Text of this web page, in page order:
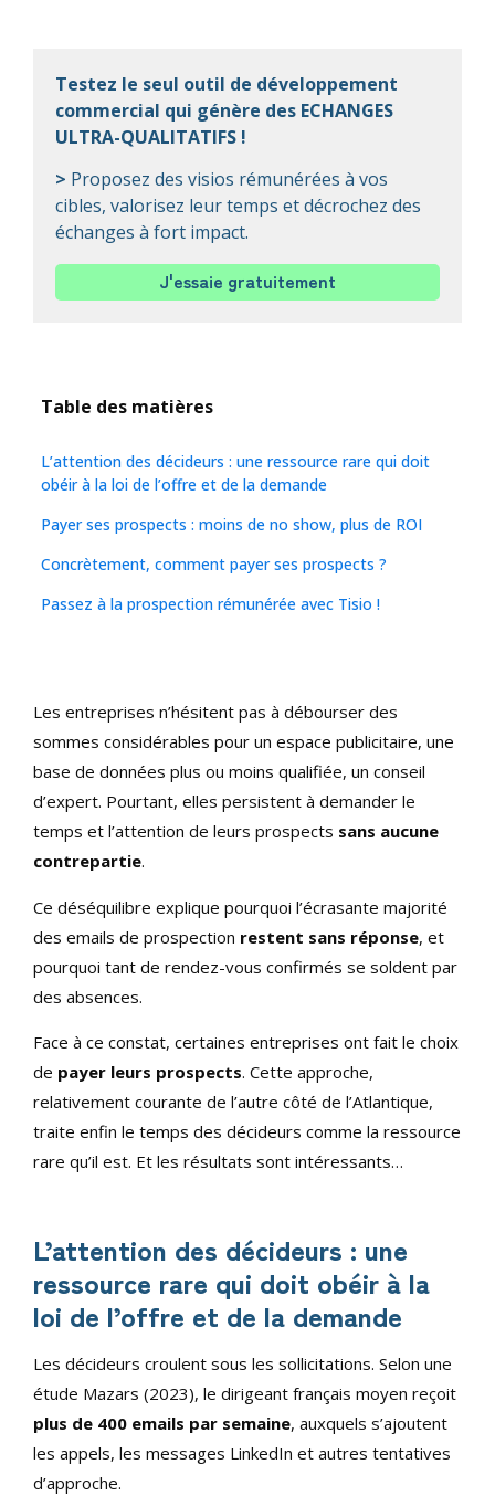
Table des matières
L’attention des décideurs : une ressource rare qui doit
obéir à la loi de l’offre et de la demande
Payer ses prospects : moins de no show, plus de ROI
Concrètement, comment payer ses prospects ?
Passez à la prospection rémunérée avec Tisio !
Les entreprises n’hésitent pas à débourser des
sommes considérables pour un espace publicitaire, une
base de données plus ou moins qualifiée, un conseil
d’expert. Pourtant, elles persistent à demander le
temps et l’attention de leurs prospects sans aucune
contrepartie.
Ce déséquilibre explique pourquoi l’écrasante majorité
des emails de prospection restent sans réponse, et
pourquoi tant de rendez-vous confirmés se soldent par
des absences.
Face à ce constat, certaines entreprises ont fait le choix
de payer leurs prospects. Cette approche,
relativement courante de l’autre côté de l’Atlantique,
traite enfin le temps des décideurs comme la ressource
rare qu’il est. Et les résultats sont intéressants…
L’attention des décideurs : une
ressource rare qui doit obéir à la
loi de l’offre et de la demande
Les décideurs croulent sous les sollicitations. Selon une
étude Mazars (2023), le dirigeant français moyen reçoit
plus de 400 emails par semaine, auxquels s’ajoutent
les appels, les messages LinkedIn et autres tentatives
d’approche.
Testez le seul outil de développement
commercial qui génère des ECHANGES
ULTRA-QUALITATIFS !
> Proposez des visios rémunérées à vos
cibles, valorisez leur temps et décrochez des
échanges à fort impact.
J'essaie gratuitement